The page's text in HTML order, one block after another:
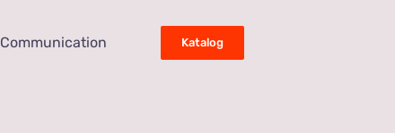
Communication Katalog